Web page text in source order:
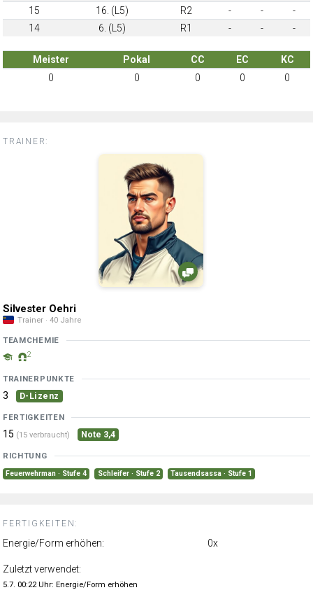
15
16. (L5) R2 - -
-
14
6. (L5) R1 - - -
Meister Pokal CC EC
KC
0
0 0 0 0
TRAINER:
Silvester Oehri
Trainer · 40 Jahre
TEAMCHEMIE
2
TRAINERPUNKTE
3 D-Lizenz
FERTIGKEITEN
15 (15 verbraucht) Note 3,4
RICHTUNG
Feuerwehrman · Stufe 4 Schleifer · Stufe 2 Tausendsassa · Stufe 1
FERTIGKEITEN:
Energie/Form erhöhen: 0x
Zuletzt verwendet:
5.7. 00:22 Uhr: Energie/Form erhöhen